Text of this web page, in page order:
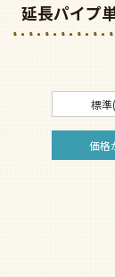
延長パイプ
標準
価格